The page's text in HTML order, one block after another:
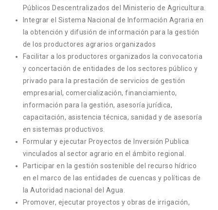
Públicos Descentralizados del Ministerio de Agricultura.
Integrar el Sistema Nacional de Información Agraria en
la obtención y difusión de información para la gestión
de los productores agrarios organizados
Facilitar a los productores organizados la convocatoria
y concertación de entidades de los sectores público y
privado para la prestación de servicios de gestión
empresarial, comercialización, financiamiento,
información para la gestión, asesoría jurídica,
capacitación, asistencia técnica, sanidad y de asesoría
en sistemas productivos.
Formular y ejecutar Proyectos de Inversión Publica
vinculados al sector agrario en el ámbito regional.
Participar en la gestión sostenible del recurso hídrico
en el marco de las entidades de cuencas y políticas de
la Autoridad nacional del Agua.
Promover, ejecutar proyectos y obras de irrigación,